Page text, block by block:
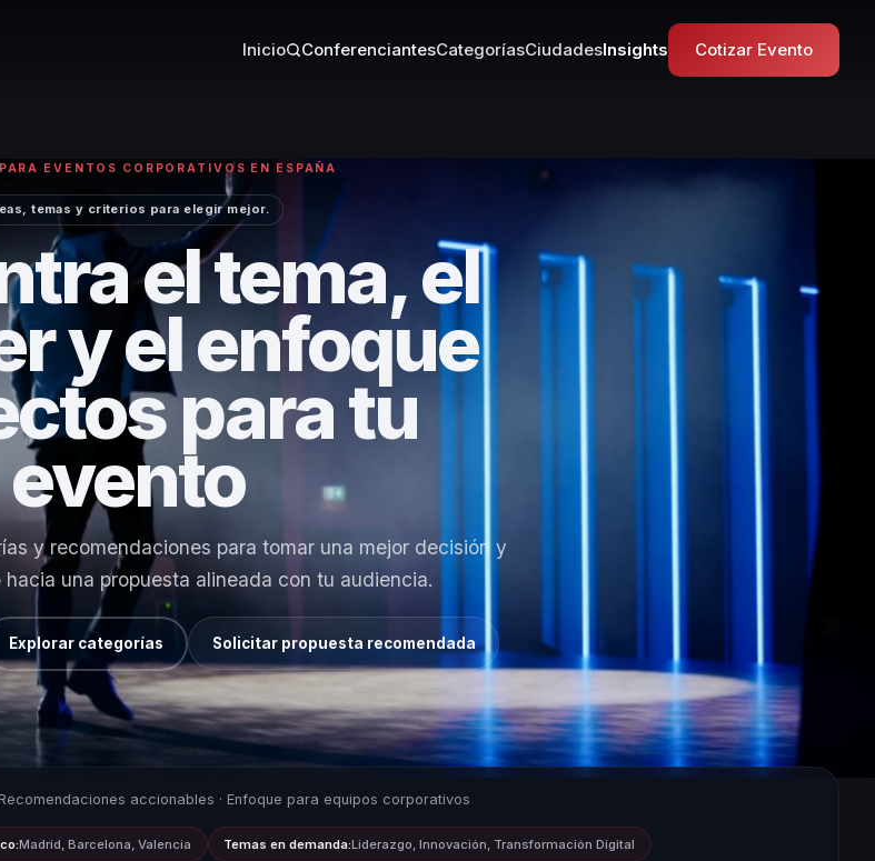
Inicio ConferenciantesCategoríasCiudadesInsights Cotizar Evento
EVENTOS CORPORATIVOS EN ESPAÑA
temas y criterios para elegir mejor.
el tema, el
y el enfoque
para tu
evento
y recomendaciones para tomar una mejor decisión y
una propuesta alineada con tu audiencia.
Explorar categorías Solicitar propuesta recomendada
accionables · Enfoque para equipos corporativos
Madrid, Barcelona, Valencia Temas en demanda:Liderazgo, Innovación, Transformación Digital